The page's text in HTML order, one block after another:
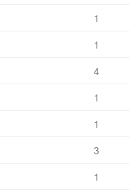
1
1
4
1
1
3
1